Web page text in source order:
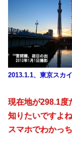
2013.1.1、東京スカ
現在地が298.1度
知りたいですよ
スマホでわかっ